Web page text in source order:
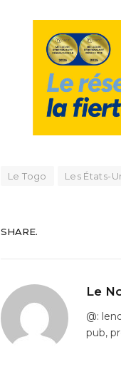
Le Togo Les États-
SHARE.
Le
@:
pub,